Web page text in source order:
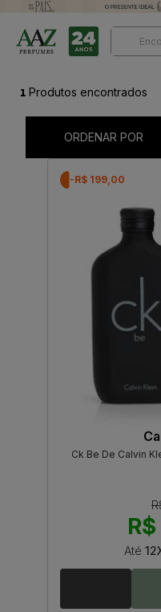
1 Produtos encontrados
ORDENAR POR
-R$ 199,00
Ck Be De Calvin
Até